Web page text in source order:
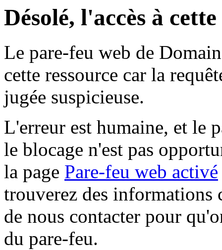
Désolé, l'accès à
Le pare-feu web de
cette ressource car la
jugée suspicieuse.
L'erreur est humaine, et le
le blocage n'est pas
la page Pare-feu web activé
trouverez des informations
de nous contacter pour
du pare-feu.